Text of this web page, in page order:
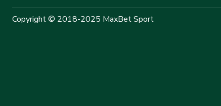
Copyright © 2018-2025 MaxBet Sport